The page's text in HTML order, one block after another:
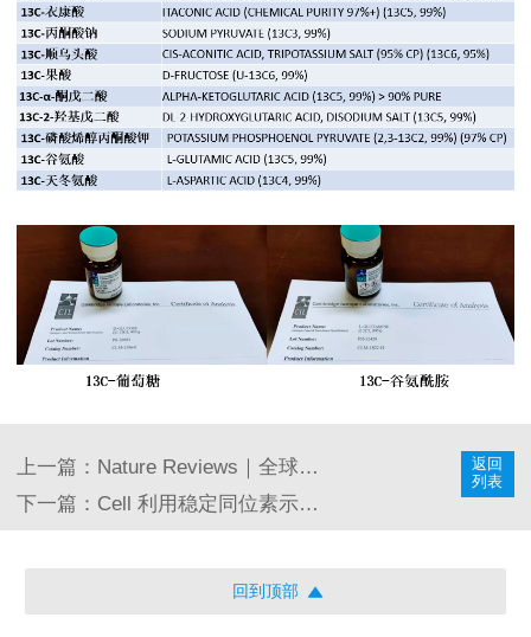
上一篇： Nature Reviews｜全球首款TYK2抑制剂、氘代药物Deucravacitinib有望获批
返回
列表
下一篇： Cell 利用稳定同位素示踪定量揭示肠道微生物营养偏好
回到顶部